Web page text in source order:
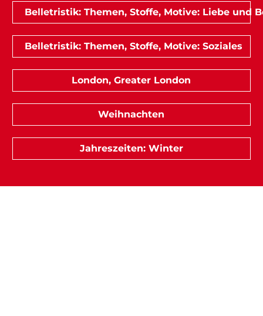
Belletristik: Themen, Stoffe, Motive: Liebe und
Belletristik: Themen, Stoffe, Motive: Soziales
London, Greater London
Weihnachten
Jahreszeiten: Winter